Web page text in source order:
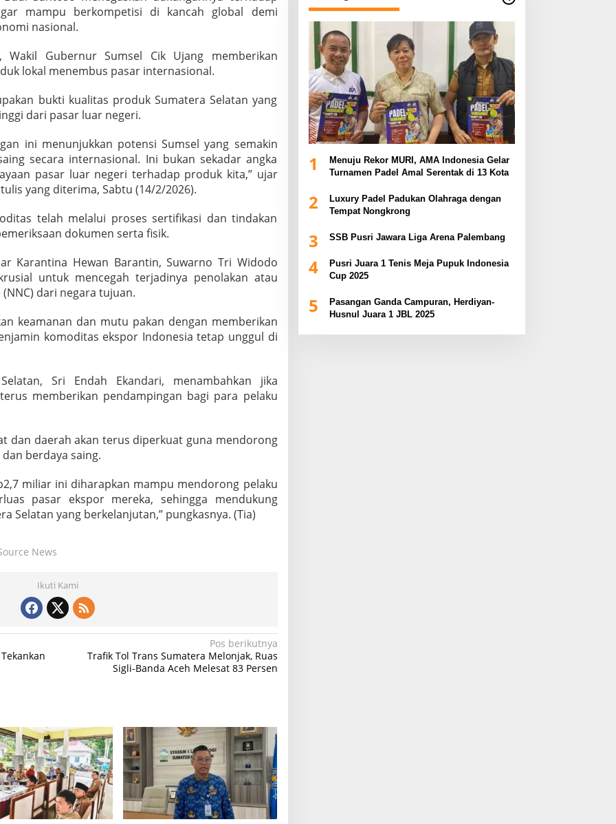
mampu berkompetisi di kancah global demi
nasional.
Wakil Gubernur Sumsel Cik Ujang memberikan
lokal menembus pasar internasional.
bukti kualitas produk Sumatera Selatan yang
dari pasar luar negeri.
ini menunjukkan potensi Sumsel yang semakin
secara internasional. Ini bukan sekadar angka
pasar luar negeri terhadap produk kita,” ujar
yang diterima, Sabtu (14/2/2026).
telah melalui proses sertifikasi dan tindakan
dokumen serta fisik.
Karantina Hewan Barantin, Suwarno Tri Widodo
untuk mencegah terjadinya penolakan atau
dari negara tujuan.
keamanan dan mutu pakan dengan memberikan
komoditas ekspor Indonesia tetap unggul di
Sri Endah Ekandari, menambahkan jika
memberikan pendampingan bagi para pelaku
dan daerah akan terus diperkuat guna mendorong
berdaya saing.
miliar ini diharapkan mampu mendorong pelaku
pasar ekspor mereka, sehingga mendukung
Selatan yang berkelanjutan,” pungkasnya. (Tia)
News
Ikuti Kami
Pos berikutnya
Trafik Tol Trans Sumatera Melonjak, Ruas
Sigli-Banda Aceh Melesat 83 Persen
1
Menuju Rekor MURI, AMA Indonesia Gelar
Turnamen Padel Amal Serentak di 13 Kota
2
Luxury Padel Padukan Olahraga dengan
Tempat Nongkrong
3 SSB Pusri Jawara Liga Arena Palembang
4
Pusri Juara 1 Tenis Meja Pupuk Indonesia
Cup 2025
5
Pasangan Ganda Campuran, Herdiyan-
Husnul Juara 1 JBL 2025